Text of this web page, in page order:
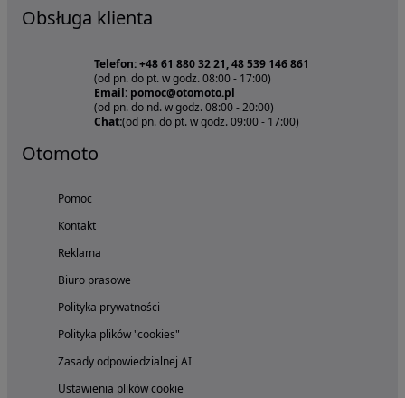
Obsługa klienta
Telefon: +48 61 880 32 21, 48 539 146 861
(od pn. do pt. w godz. 08:00 - 17:00)
Email: pomoc@otomoto.pl
(od pn. do nd. w godz. 08:00 - 20:00)
Chat:(od pn. do pt. w godz. 09:00 - 17:00)
Otomoto
Pomoc
Kontakt
Reklama
Biuro prasowe
Polityka prywatności
Polityka plików "cookies"
Zasady odpowiedzialnej AI
Ustawienia plików cookie